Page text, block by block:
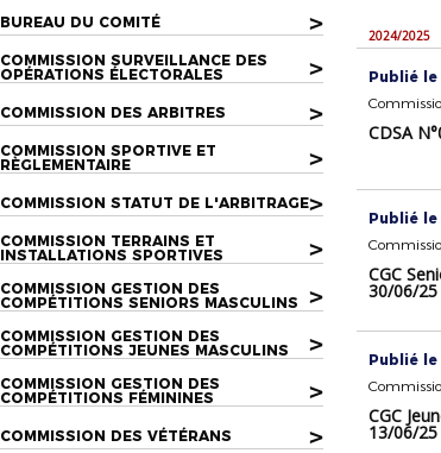
BUREAU DU COMITÉ >
COMMISSION SURVEILLANCE DES
OPÉRATIONS ÉLECTORALES
>
COMMISSION DES ARBITRES >
COMMISSION SPORTIVE ET
RÈGLEMENTAIRE
>
COMMISSION STATUT DE L'ARBITRAGE>
COMMISSION TERRAINS ET
INSTALLATIONS SPORTIVES
>
COMMISSION GESTION DES
COMPÉTITIONS SENIORS MASCULINS
>
COMMISSION GESTION DES
COMPÉTITIONS JEUNES MASCULINS
>
COMMISSION GESTION DES
COMPÉTITIONS FÉMININES
>
COMMISSION DES VÉTÉRANS >
2024/2025
Publié le
CDSA
Publié le
CGC
30/06/25
Publié le
CGC
13/06/25